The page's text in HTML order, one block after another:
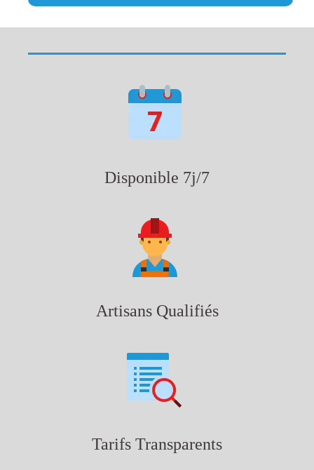
Disponible 7j/7
Artisans Qualifiés
Tarifs Transparents